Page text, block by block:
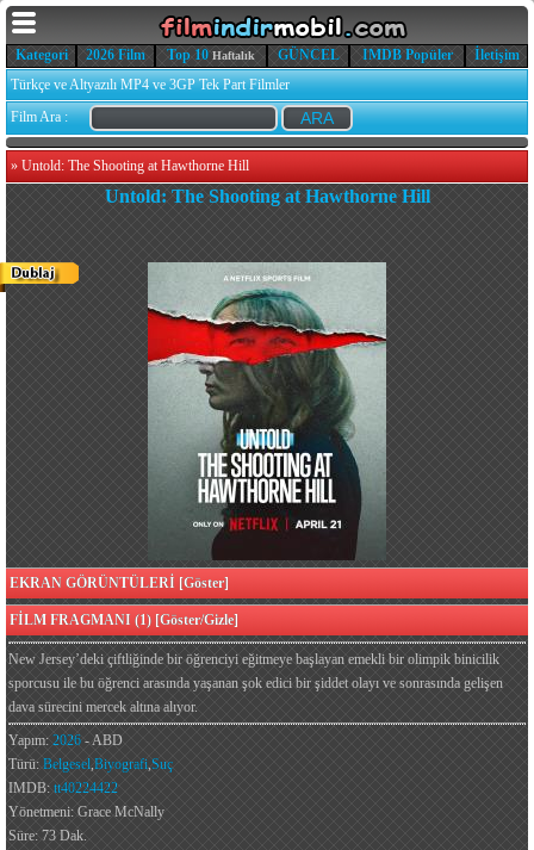
Kategori 2026 Film Top 10 Haftalık GÜNCEL IMDB Popüler
İletişim
Türkçe ve Altyazılı MP4 ve 3GP Tek Part Filmler
Film Ara :
» Untold: The Shooting at Hawthorne Hill
Untold: The Shooting at Hawthorne Hill
EKRAN GÖRÜNTÜLERİ [Göster]
FİLM FRAGMANI (1) [Göster/Gizle]
New Jersey’deki çiftliğinde bir öğrenciyi eğitmeye başlayan emekli bir olimpik binicilik
sporcusu ile bu öğrenci arasında yaşanan şok edici bir şiddet olayı ve sonrasında gelişen
dava sürecini mercek altına alıyor.
Yapım: 2026 - ABD
Türü: Belgesel,Biyografi,Suç
IMDB: tt40224422
Yönetmeni: Grace McNally
Süre: 73 Dak.